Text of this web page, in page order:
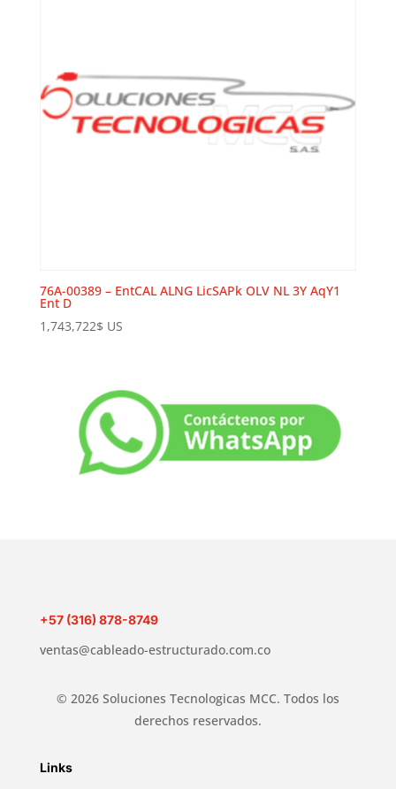
76A-00389 – EntCAL ALNG LicSAPk OLV NL 3Y AqY1
Ent D
1,743,722$ US
+57 (316) 878-8749
ventas@cableado-estructurado.com.co
© 2026 Soluciones Tecnologicas MCC. Todos los
derechos reservados.
Links